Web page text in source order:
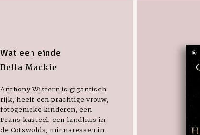
Wat een einde
Bella Mackie
Anthony Wistern is gigantisch
rijk, heeft een prachtige vrouw,
fotogenieke kinderen, een
Frans kasteel, een landhuis in
de Cotswolds, minnaressen in